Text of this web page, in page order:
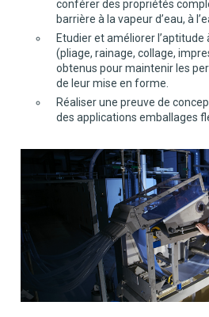
conférer des propriétés
barrière à la vapeur d’eau, à
Etudier et améliorer
(pliage, rainage, collage,
obtenus pour maintenir les
de leur mise en forme.
Réaliser une preuve de
des applications emballages